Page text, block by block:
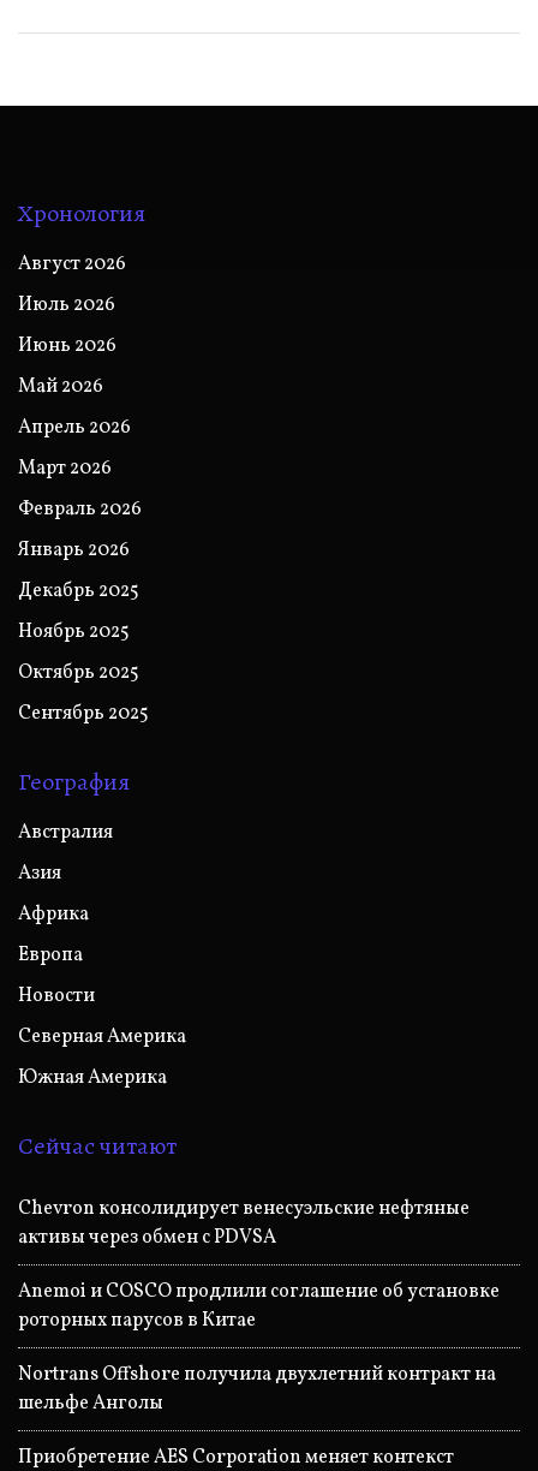
Хронология
Август 2026
Июль 2026
Июнь 2026
Май 2026
Апрель 2026
Март 2026
Февраль 2026
Январь 2026
Декабрь 2025
Ноябрь 2025
Октябрь 2025
Сентябрь 2025
География
Австралия
Азия
Африка
Европа
Новости
Северная Америка
Южная Америка
Сейчас читают
Chevron консолидирует венесуэльские нефтяные
активы через обмен с PDVSA
Anemoi и COSCO продлили соглашение об установке
роторных парусов в Китае
Nortrans Offshore получила двухлетний контракт на
шельфе Анголы
Приобретение AES Corporation меняет контекст